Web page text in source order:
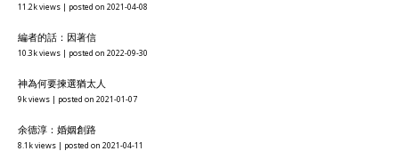
11.2k views | posted on 2021-04-08
編者的話：因著信
10.3k views | posted on 2022-09-30
神為何要揀選猶太人
9k views | posted on 2021-01-07
余德淳：婚姻創路
8.1k views | posted on 2021-04-11